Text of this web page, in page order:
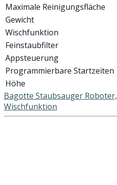
Maximale Reinigungsfläche
Gewicht
Wischfunktion
Feinstaubfilter
Appsteuerung
Programmierbare Startzeiten
Höhe
Bagotte Staubsauger
Wischfunktion